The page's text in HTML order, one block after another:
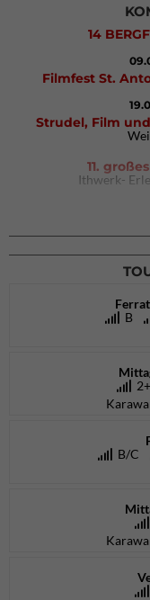
14
Filmfest St.
Strudel, Film
11.
Ithwerk-
B
B/C